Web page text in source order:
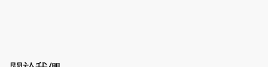
2026-05-28